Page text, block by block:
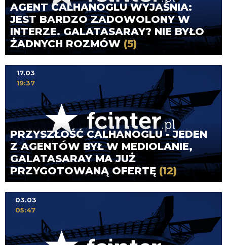
AGENT CALHANOGLU WYJAŚNIA:
JEST BARDZO ZADOWOLONY W
INTERZE. GALATASARAY? NIE BYŁO
ŻADNYCH ROZMÓW (5)
PRZYSZŁOŚĆ CALHANOGLU - JEDEN
Z AGENTÓW BYŁ W MEDIOLANIE,
GALATASARAY MA JUŻ
PRZYGOTOWANĄ OFERTĘ (12)
17.03
19:37
03.03
05:47